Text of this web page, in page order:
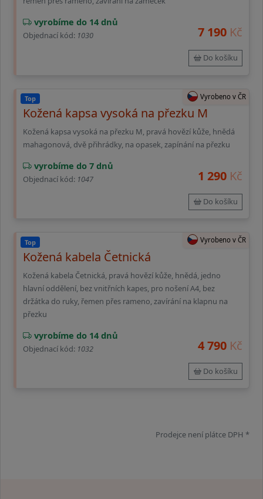
vyrobíme do 14 dnů
Objednací kód: 1030 7 190 Kč
Do košíku
Top Vyrobeno v ČR
Kožená kapsa vysoká na přezku M
Kožená kapsa vysoká na přezku M, pravá hovězí kůže, hnědá
mahagonová, dvě přihrádky, na opasek, zapínání na přezku
vyrobíme do 7 dnů
Objednací kód: 1047 1 290 Kč
Do košíku
Top Vyrobeno v ČR
Kožená kabela Četnická
Kožená kabela Četnická, pravá hovězí kůže, hnědá, jedno
hlavní oddělení, bez vnitřních kapes, pro nošení A4, bez
držátka do ruky, řemen přes rameno, zavírání na klapnu na
přezku
vyrobíme do 14 dnů
Objednací kód: 1032 4 790 Kč
Do košíku
Prodejce není plátce DPH *